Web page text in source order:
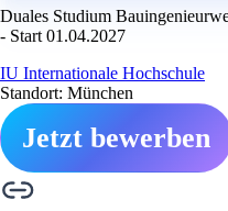
Duales Studium
- Start 01.04.2027
IU Internationale Hochschule
Standort: München
Jetzt bewerben